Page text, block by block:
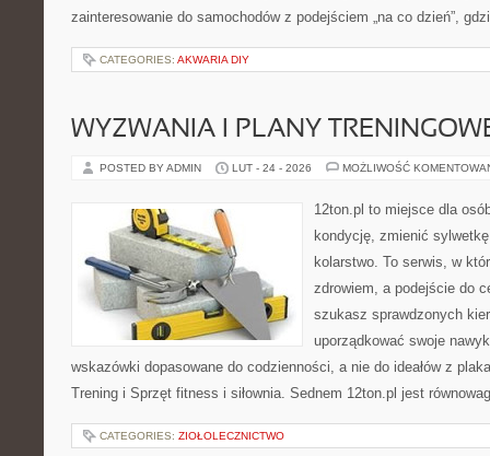
zainteresowanie do samochodów z podejściem „na co dzień”,
CATEGORIES: AKWARIA DIY
WYZWANIA I PLANY
POSTED BY ADMIN LUT - 24 - 2026 MOŻLIWOŚĆ
12ton.pl to miejsce dla
kondycję, zmienić
kolarstwo. To serwis, w
zdrowiem, a podejście do
szukasz sprawdzonych
uporządkować swoje
wskazówki dopasowane do codzienności, a nie do ideałów z
Trening i Sprzęt fitness i siłownia. Sednem 12ton.pl jest
CATEGORIES: ZIOŁOLECZNICTWO